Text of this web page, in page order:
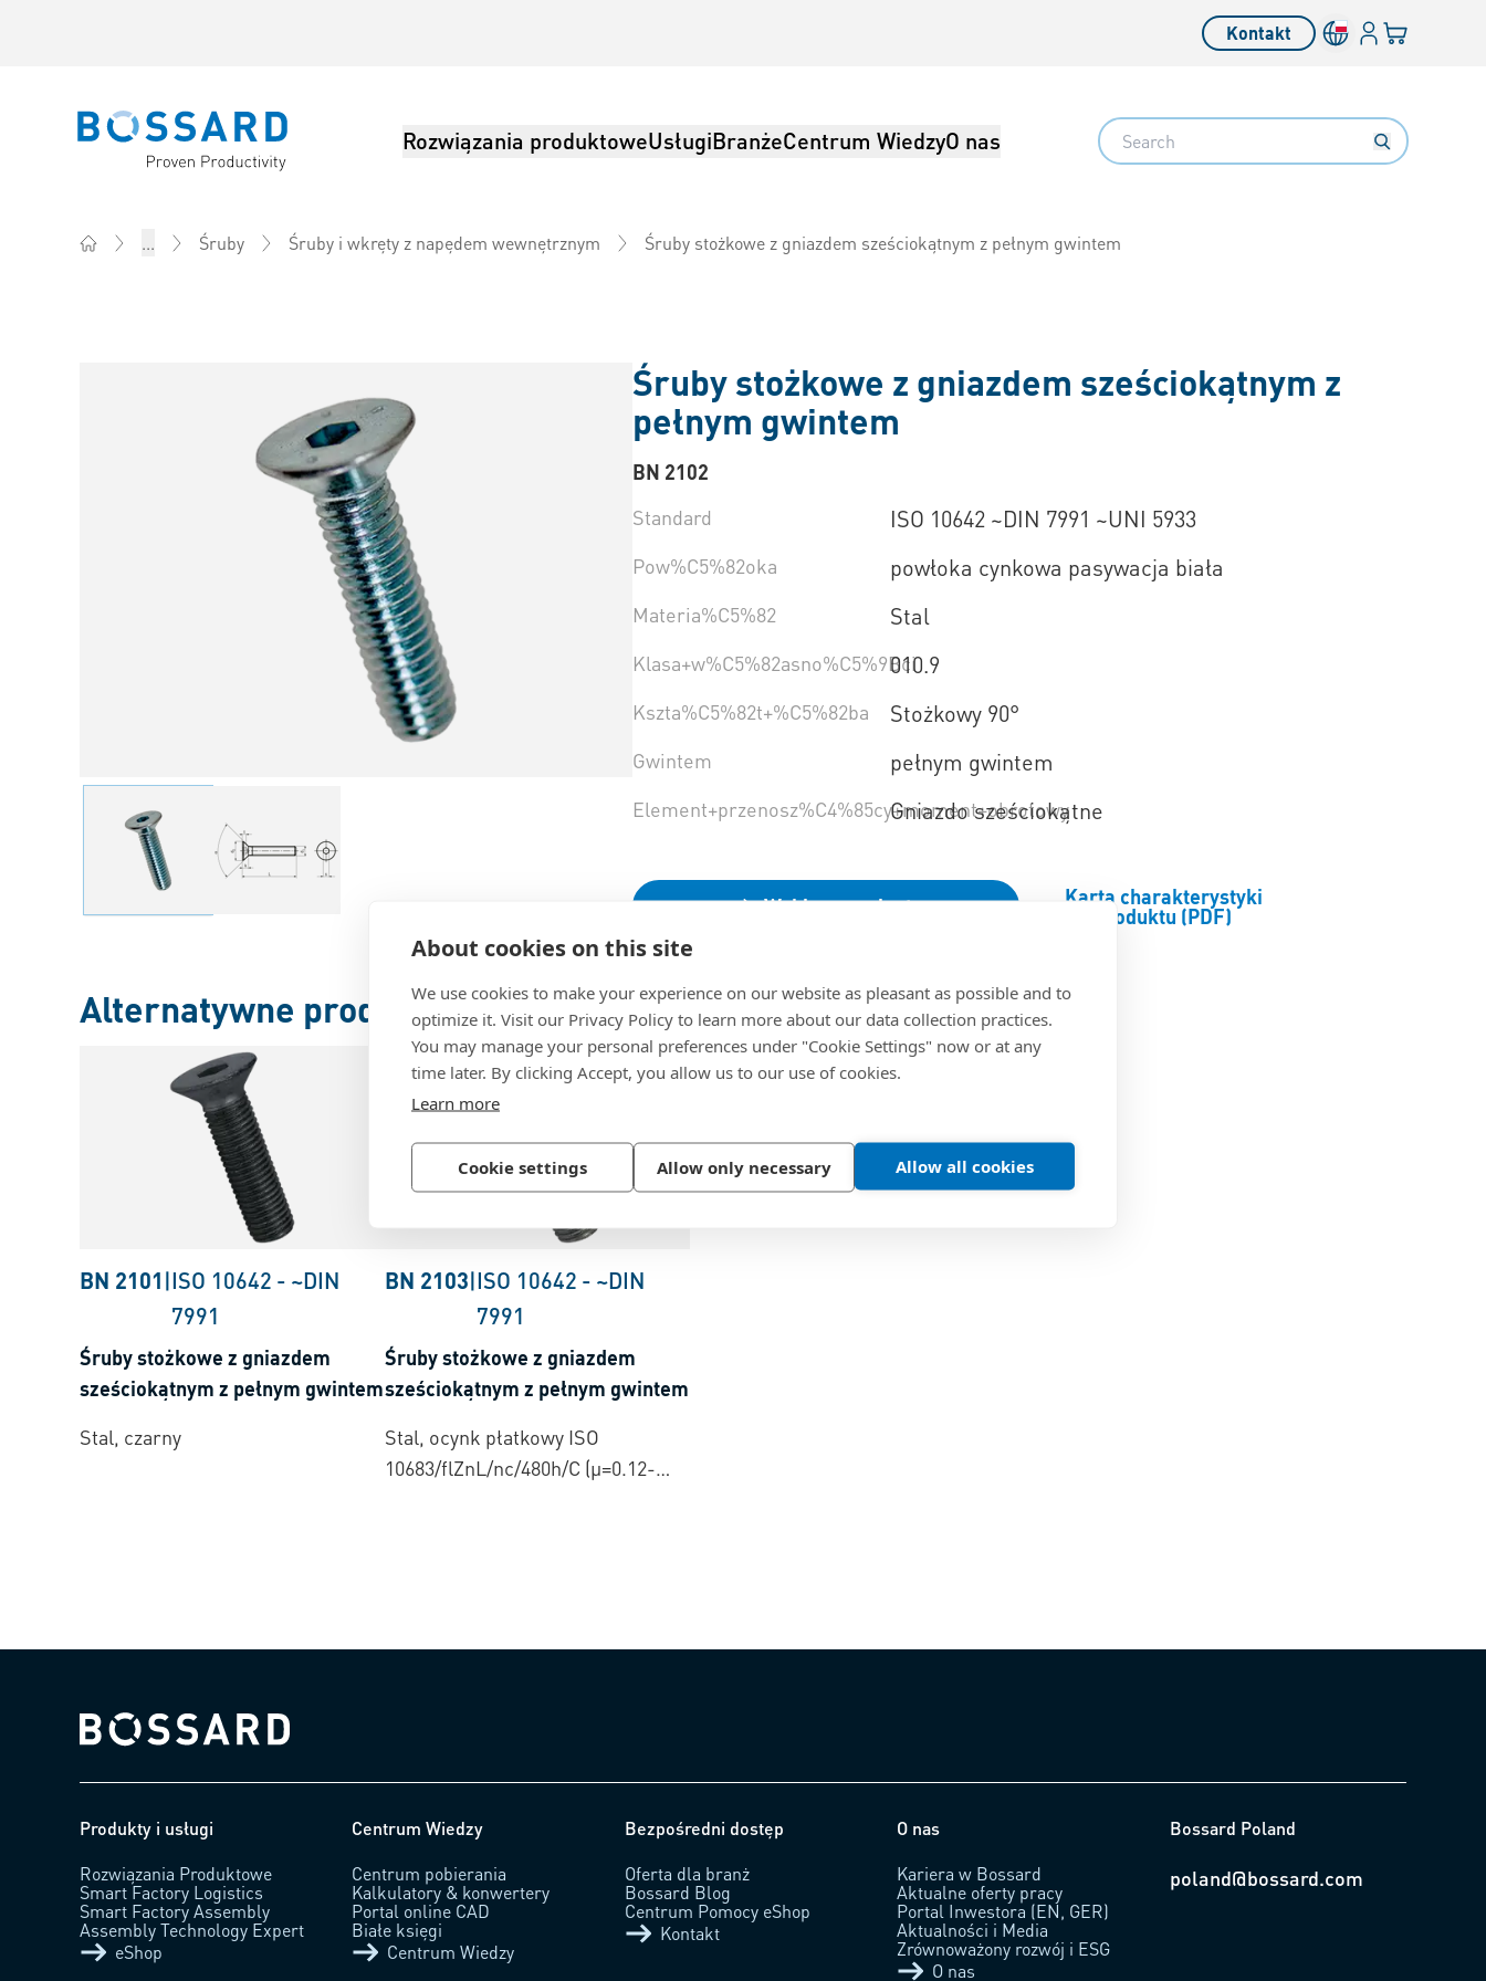
About cookies on this site
We use cookies to make your experience on our website as pleasant as possible and to
optimize it. Visit our Privacy Policy to learn more about our data collection practices.
You may manage your personal preferences under "Cookie Settings" now or at any
time later. By clicking Accept, you allow us to our use of cookies.
Learn more
Cookie settings Allow only necessary Allow all cookies
Kontakt LoginTwój koszyk
Bossard homepage Rozwiązania produktoweUsługiBranżeCentrum WiedzyO nas Search
... Śruby Śruby i wkręty z napędem wewnętrznym Śruby stożkowe z gniazdem sześciokątnym z pełnym gwintem
Śruby stożkowe z gniazdem sześciokątnym z
pełnym gwintem
BN 2102
Standard
ISO 10642 ~DIN 7991 ~UNI 5933
Pow%C5%82oka powłoka cynkowa pasywacja biała
Materia%C5%82 Stal
Klasa+w%C5%82asno%C5%9Bci010.9
Kszta%C5%82t+%C5%82ba Stożkowy 90°
Gwintem pełnym gwintem
Element+przenosz%C4%85cy+moment+obrotowy
Gniazdo sześciokątne
Wybierz wariant Karta charakterystyki
produktu (PDF)
Alternatywne produkty
BN 2101|ISO 10642 - ~DIN
7991
Śruby stożkowe z gniazdem
sześciokątnym z pełnym gwintem
Stal, czarny
BN 2103|ISO 10642 - ~DIN
7991
Śruby stożkowe z gniazdem
sześciokątnym z pełnym gwintem
Stal, ocynk płatkowy ISO
10683/flZnL/nc/480h/C (µ=0.12-
Bossard homepage
Produkty i usługi
Rozwiązania Produktowe
Smart Factory Logistics
Smart Factory Assembly
Assembly Technology Expert
eShop
Centrum Wiedzy
Centrum pobierania
Kalkulatory & konwertery
Portal online CAD
Białe księgi
Centrum Wiedzy
Bezpośredni dostęp
Oferta dla branż
Bossard Blog
Centrum Pomocy eShop
Kontakt
O nas
Kariera w Bossard
Aktualne oferty pracy
Portal Inwestora (EN, GER)
Aktualności i Media
Zrównoważony rozwój i ESG
O nas
Bossard Poland
poland@bossard.com